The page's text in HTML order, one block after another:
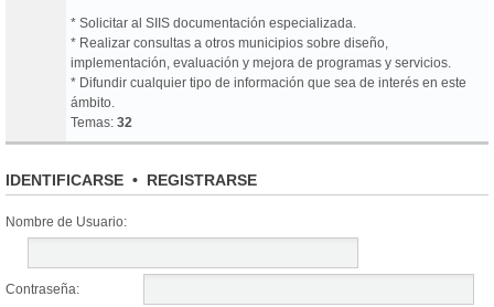
* Solicitar al SIIS documentación especializada.
* Realizar consultas a otros municipios sobre diseño,
implementación, evaluación y mejora de programas y servicios.
* Difundir cualquier tipo de información que sea de interés en este
ámbito.
Temas: 32
IDENTIFICARSE • REGISTRARSE
Nombre de Usuario:
Contraseña: